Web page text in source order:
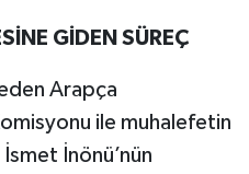
GİDEN SÜREÇ
Arapça
ile muhalefetin
İsmet İnönü’nün